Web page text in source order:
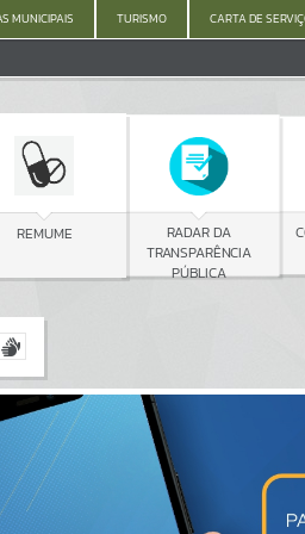
MUNICIPAIS TURISMO CARTA DE
REMUME RADAR DA
TRANSPARÊNCIA
PÚBLICA
favor, aguarde...